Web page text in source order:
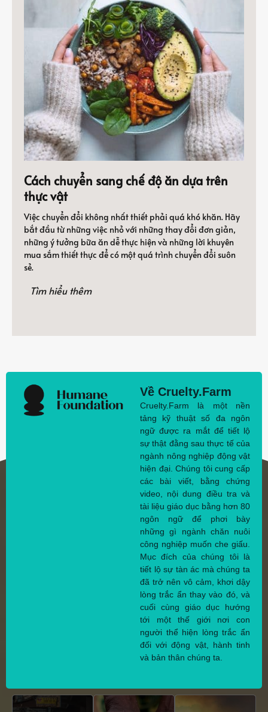
Cách chuyển sang chế độ ăn dựa trên
thực vật
Việc chuyển đổi không nhất thiết phải quá khó khăn. Hãy
bắt đầu từ những việc nhỏ với những thay đổi đơn giản,
những ý tưởng bữa ăn dễ thực hiện và những lời khuyên
mua sắm thiết thực để có một quá trình chuyển đổi suôn
sẻ.
Tìm hiểu thêm
Về Cruelty.Farm
Cruelty.Farm là một nền
tảng kỹ thuật số đa ngôn
ngữ được ra mắt để tiết lộ
sự thật đằng sau thực tế của
ngành nông nghiệp động vật
hiện đại. Chúng tôi cung cấp
các bài viết, bằng chứng
video, nội dung điều tra và
tài liệu giáo dục bằng hơn 80
ngôn ngữ để phơi bày
những gì ngành chăn nuôi
công nghiệp muốn che giấu.
Mục đích của chúng tôi là
tiết lộ sự tàn ác mà chúng ta
đã trở nên vô cảm, khơi dậy
lòng trắc ẩn thay vào đó, và
cuối cùng giáo dục hướng
tới một thế giới nơi con
người thể hiện lòng trắc ẩn
đối với động vật, hành tinh
và bản thân chúng ta.